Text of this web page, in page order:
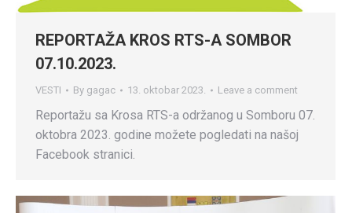
REPORTAŽA KROS RTS-A SOMBOR
07.10.2023.
VESTI By gagac 13. oktobar 2023. Leave a comment
Reportažu sa Krosa RTS-a održanog u Somboru 07.
oktobra 2023. godine možete pogledati na našoj
Facebook stranici.